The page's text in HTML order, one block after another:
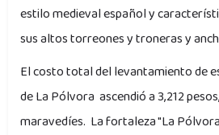
estilo medieval español y
sus altos torreones y troneras y
El costo total del levantamiento de
de La Pólvora ascendió a 3,212
maravedíes. La fortaleza "La